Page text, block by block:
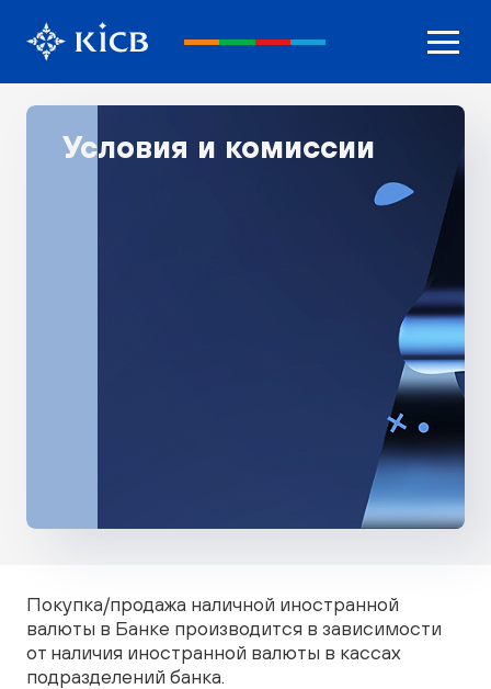
Условия и комиссии
Покупка/продажа наличной иностранной
валюты в Банке производится в зависимости
от наличия иностранной валюты в кассах
подразделений банка.